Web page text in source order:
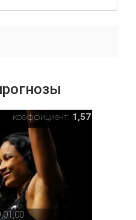
коэффициент: 1,57